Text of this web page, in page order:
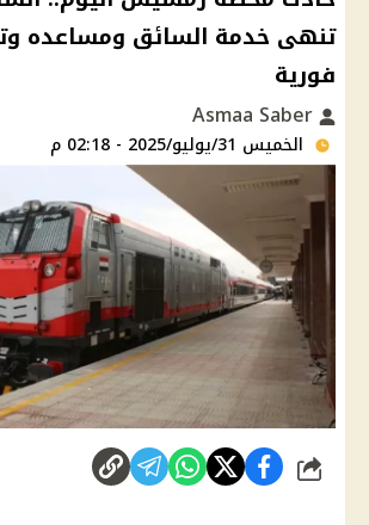
تنهى خدمة السائق ومساعده
فورية
الخميس 31/يوليو/2025 - 02:18 م
شارك